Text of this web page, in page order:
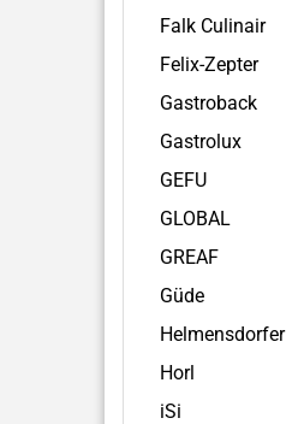
Falk Culinair
Felix-Zepter
Gastroback
Gastrolux
GEFU
GLOBAL
GREAF
Güde
Helmensdorfer
Horl
iSi